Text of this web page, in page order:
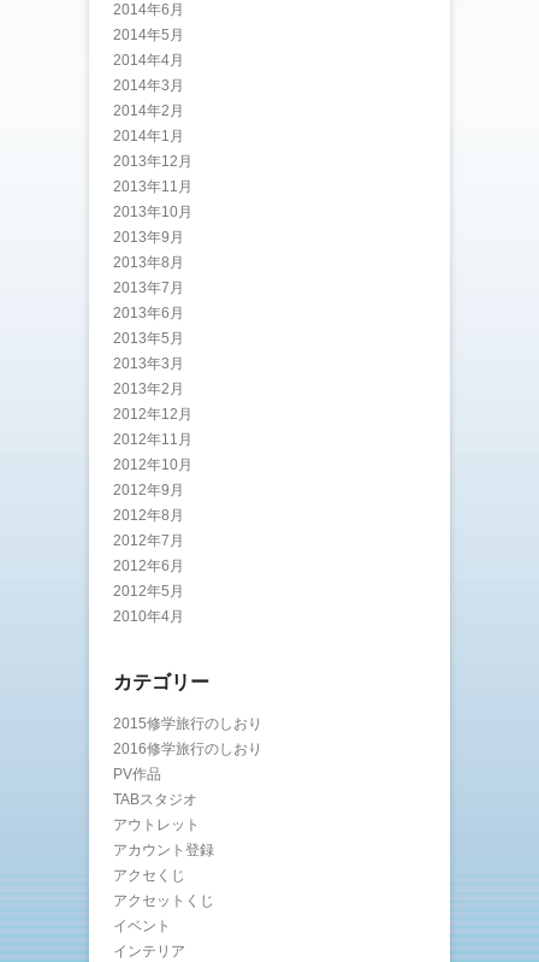
2014年6月
2014年5月
2014年4月
2014年3月
2014年2月
2014年1月
2013年12月
2013年11月
2013年10月
2013年9月
2013年8月
2013年7月
2013年6月
2013年5月
2013年3月
2013年2月
2012年12月
2012年11月
2012年10月
2012年9月
2012年8月
2012年7月
2012年6月
2012年5月
2010年4月
カテゴリー
2015修学旅行のしおり
2016修学旅行のしおり
PV作品
TABスタジオ
アウトレット
アカウント登録
アクセくじ
アクセットくじ
イベント
インテリア